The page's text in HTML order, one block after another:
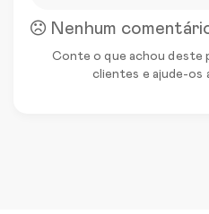
Nenhum
Conte o que achou
clientes e ajude-os